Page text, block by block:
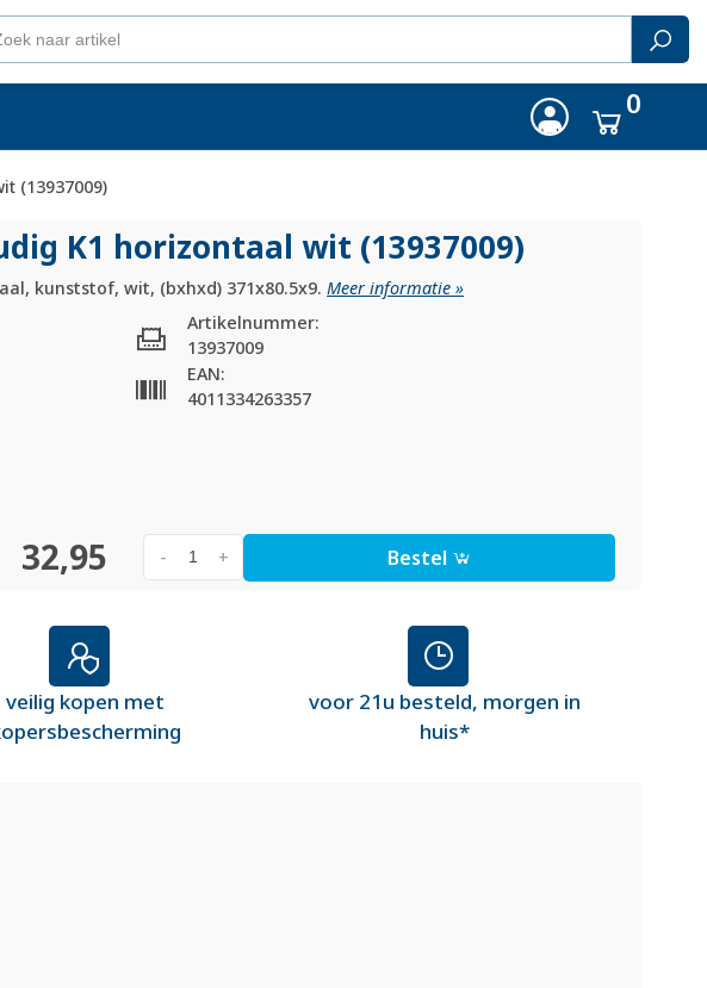
0
(13937009)
K1 horizontaal wit (13937009)
kunststof, wit, (bxhxd) 371x80.5x9.Meer informatie »
Artikelnummer:
13937009
EAN:
4011334263357
32,95 +
- Bestel
veilig kopen met
voor 21u besteld, morgen in
huis*